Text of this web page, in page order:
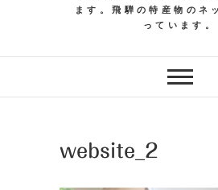
ます。飛騨の特産物のネ
っています。
website_2